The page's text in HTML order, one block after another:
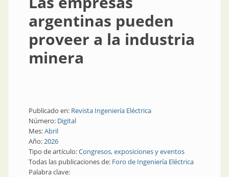
argentinas pueden
proveer a la industria
minera
Publicado en: Revista Ingeniería Eléctrica
Número: Digital
Mes:Abril
Año:2026
Tipo de artículo:Congresos, exposiciones y eventos
Todas las publicaciones de: Foro de Ingeniería Eléctrica
Palabra clave: